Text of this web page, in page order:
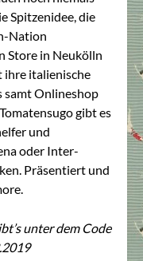
Spitzenidee, die
Nation
Store in Neukölln
ihre italienische
samt Onlineshop
gibt es
und
oder Inter-
Präsentiert und
unter dem Code